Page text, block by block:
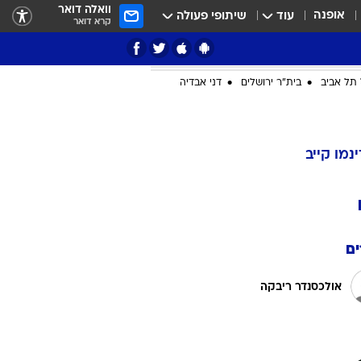
אופנה עוד שיתופי פעולה וואלה דואר
קרא דואר
ציון 3
תל אביב בית"ר ירושלים דני אבדיה
קייב
אולכסנדר ריבקה